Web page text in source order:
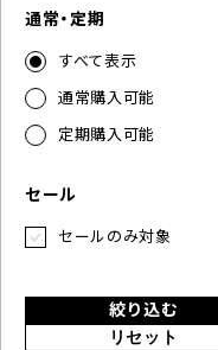
通常・定期
すべて表示
通常購入可能
定期購入可能
セール
セールのみ対象
絞り込む
リセット